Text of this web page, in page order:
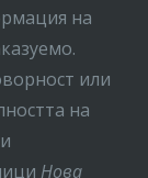
на
или
на
Нова